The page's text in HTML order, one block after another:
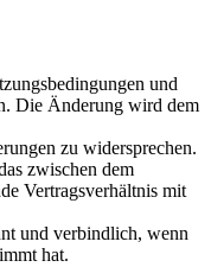
und
Die Änderung wird dem
zu widersprechen.
zwischen dem
Vertragsverhältnis mit
und verbindlich, wenn
hat.